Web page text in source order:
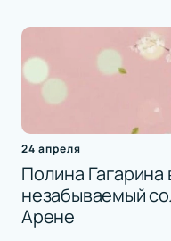
24 апреля
Полина
незабываемый
Арене